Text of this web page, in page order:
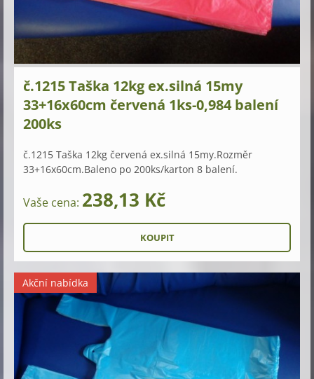
č.1215 Taška 12kg ex.silná 15my
33+16x60cm červená 1ks-0,984 balení
200ks
č.1215 Taška 12kg červená ex.silná 15my.Rozměr
33+16x60cm.Baleno po 200ks/karton 8 balení.
Vaše cena: 238,13 Kč
Akční nabídka